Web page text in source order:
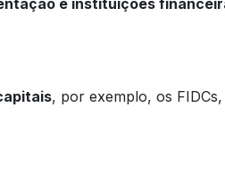
e instituições
, por exemplo, os